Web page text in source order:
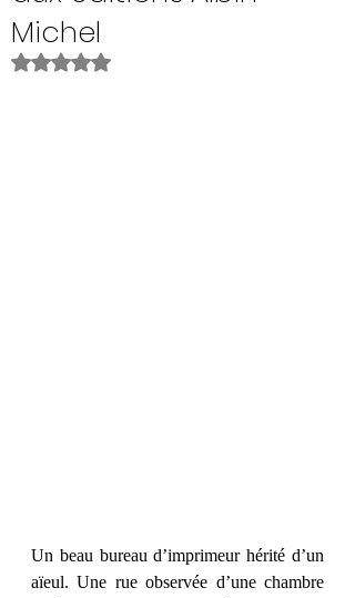
Michel
Noté NaN étoiles sur 5.
Un beau bureau d’imprimeur hérité d’un
aïeul. Une rue observée d’une chambre